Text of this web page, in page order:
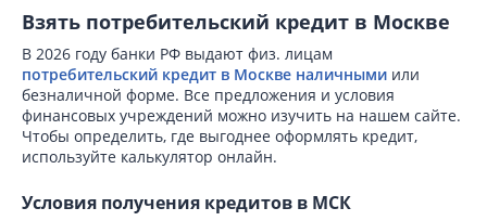
Взять потребительский кредит в Москве
В 2026 году банки РФ выдают физ. лицам
потребительский кредит в Москве наличными или
безналичной форме. Все предложения и условия
финансовых учреждений можно изучить на нашем сайте.
Чтобы определить, где выгоднее оформлять кредит,
используйте калькулятор онлайн.
Условия получения кредитов в МСК